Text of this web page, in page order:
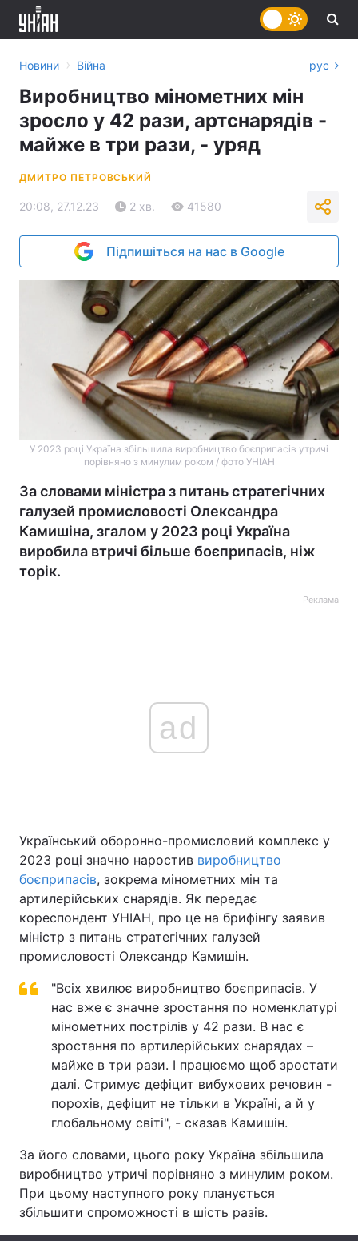
Економіка Світ
Спорт Наука
Техно і зв'язок Лайт
Зброя Інциденти
Здоров'я Туризм
Цікавинки Погода
Екологія Регіони
Лонгріди
Відео з Youtube Статті
Інтерв'ю
Архів Вакансії
Новини › Війна рус
Виробництво мінометних мін
зросло у 42 рази, артснарядів -
майже в три рази, - уряд
ДМИТРО ПЕТРОВСЬКИЙ
20:08, 27.12.23 2 хв. 41580
Підпишіться на нас в Google
У 2023 році Україна збільшила виробництво боєприпасів утричі
порівняно з минулим роком / фото УНІАН
За словами міністра з питань стратегічних
галузей промисловості Олександра
Камишіна, згалом у 2023 році Україна
виробила втричі більше боєприпасів, ніж
торік.
Реклама
ad
Український оборонно-промисловий комплекс у
2023 році значно наростив виробництво
боєприпасів, зокрема мінометних мін та
артилерійських снарядів. Як передає
кореспондент УНІАН, про це на брифінгу заявив
міністр з питань стратегічних галузей
промисловості Олександр Камишін.
"Всіх хвилює виробництво боєприпасів. У
нас вже є значне зростання по номенклатурі
мінометних пострілів у 42 рази. В нас є
зростання по артилерійських снарядах –
майже в три рази. І працюємо щоб зростати
далі. Стримує дефіцит вибухових речовин -
порохів, дефіцит не тільки в Україні, а й у
глобальному світі", - сказав Камишін.
За його словами, цього року Україна збільшила
виробництво утричі порівняно з минулим роком.
При цьому наступного року планується
збільшити спроможності в шість разів.